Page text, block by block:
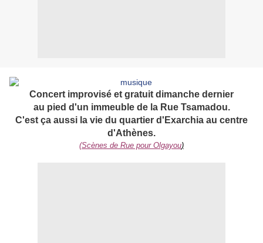
Concert improvisé et gratuit dimanche dernier
au pied d'un immeuble de la Rue Tsamadou.
C'est ça aussi la vie du quartier d'Exarchia au centre
d'Athènes.
(Scènes de Rue pour Olgayou)